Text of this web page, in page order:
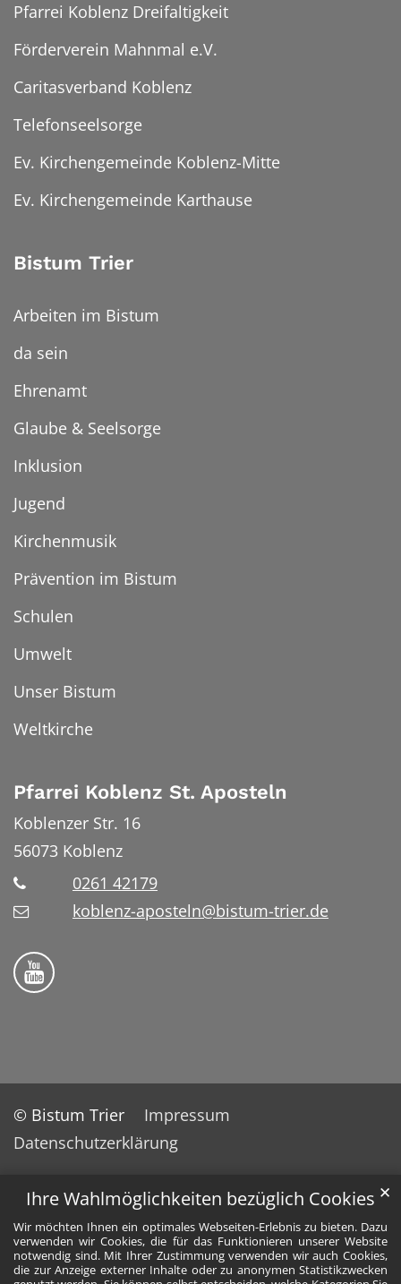
Ihre Wahlmöglichkeiten bezüglich Cookies
Wir möchten Ihnen ein optimales Webseiten-Erlebnis zu bieten. Dazu
verwenden wir Cookies, die für das Funktionieren unserer Website
notwendig sind. Mit Ihrer Zustimmung verwenden wir auch Cookies,
die zur Anzeige externer Inhalte oder zu anonymen Statistikzwecken
✕
Pfarrei Koblenz Dreifaltigkeit
Förderverein Mahnmal e.V.
Caritasverband Koblenz
Telefonseelsorge
Ev. Kirchengemeinde Koblenz-Mitte
Ev. Kirchengemeinde Karthause
Bistum Trier
Arbeiten im Bistum
da sein
Ehrenamt
Glaube & Seelsorge
Inklusion
Jugend
Kirchenmusik
Prävention im Bistum
Schulen
Umwelt
Unser Bistum
Weltkirche
Pfarrei Koblenz St. Aposteln
Koblenzer Str. 16
56073 Koblenz
0261 42179
koblenz-aposteln@bistum-trier.de
Bistum Trier auf YouTube
© Bistum Trier
Impressum
Datenschutzerklärung